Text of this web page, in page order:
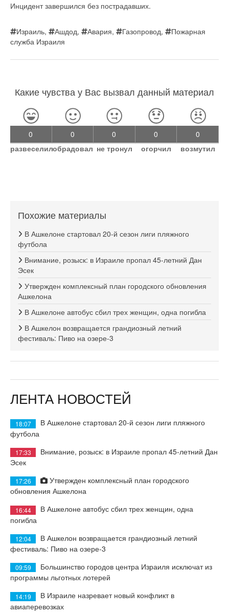
Инцидент завершился без пострадавших.
Израиль, Ашдод, Авария, Газопровод,
Пожарная
служба Израиля
Какие чувства у Вас вызвал данный материал
0
развеселил
0
обрадовал
0
не тронул
0
огорчил
0
возмутил
Похожие материалы
В Ашкелоне стартовал 20-й сезон лиги пляжного
футбола
Внимание, розыск: в Израиле пропал 45-летний Дан
Эсек
Утвержден комплексный план городского обновления
Ашкелона
В Ашкелоне автобус сбил трех женщин, одна погибла
В Ашкелон возвращается грандиозный летний
фестиваль: Пиво на озере-3
ЛЕНТА НОВОСТЕЙ
18:07
В Ашкелоне стартовал 20-й сезон лиги пляжного
футбола
17:33
Внимание, розыск: в Израиле пропал 45-летний Дан
Эсек
17:26
Утвержден комплексный план городского
обновления Ашкелона
16:44
В Ашкелоне автобус сбил трех женщин, одна
погибла
12:04
В Ашкелон возвращается грандиозный летний
фестиваль: Пиво на озере-3
09:59
Большинство городов центра Израиля исключат из
программы льготных лотерей
14:19
В Израиле назревает новый конфликт в
авиаперевозках